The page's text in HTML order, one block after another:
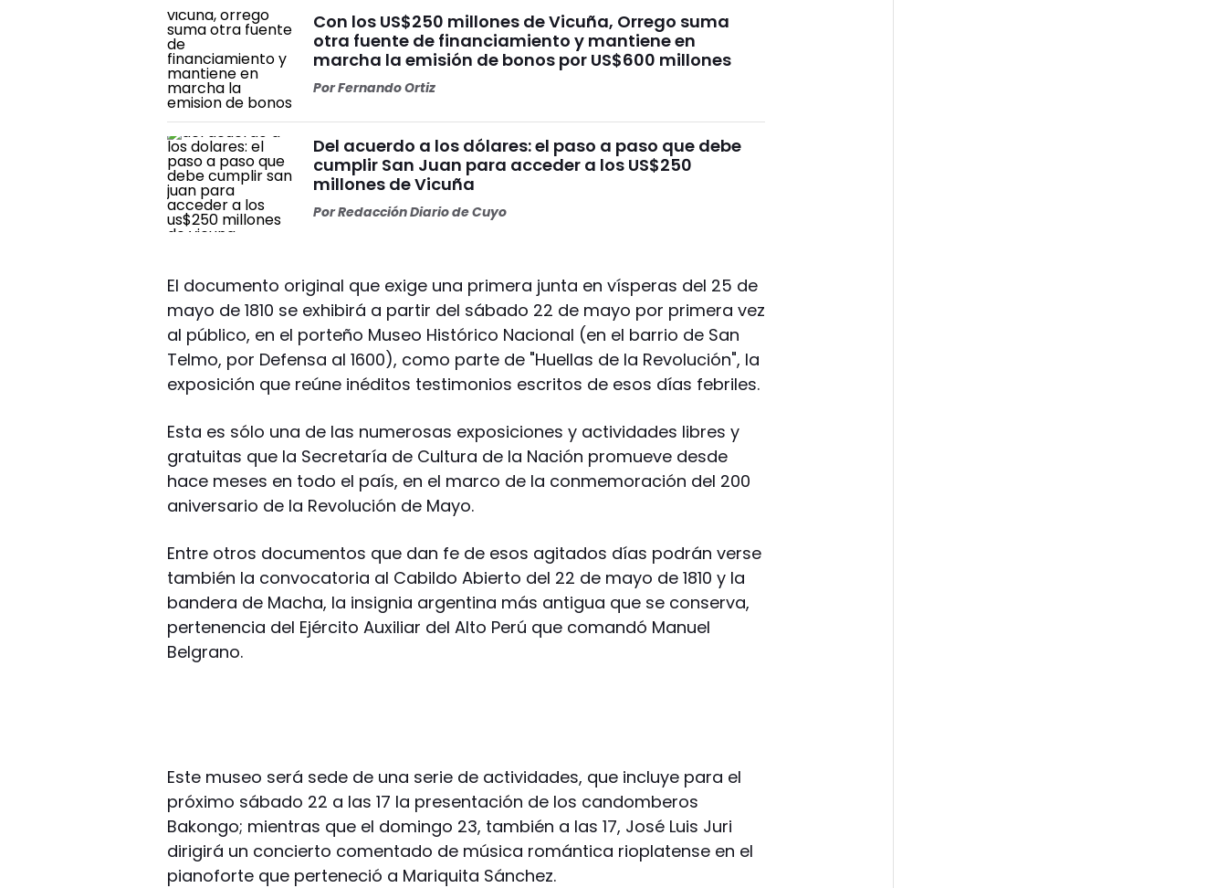
Con los US$250 millones de Vicuña, Orrego suma
otra fuente de financiamiento y mantiene en
marcha la emisión de bonos por US$600 millones
PorFernando Ortiz
Del acuerdo a los dólares: el paso a paso que debe
cumplir San Juan para acceder a los US$250
millones de Vicuña
PorRedacción Diario de Cuyo
El documento original que exige una primera junta en vísperas del 25 de
mayo de 1810 se exhibirá a partir del sábado 22 de mayo por primera vez
al público, en el porteño Museo Histórico Nacional (en el barrio de San
Telmo, por Defensa al 1600), como parte de "Huellas de la Revolución", la
exposición que reúne inéditos testimonios escritos de esos días febriles.
Esta es sólo una de las numerosas exposiciones y actividades libres y
gratuitas que la Secretaría de Cultura de la Nación promueve desde
hace meses en todo el país, en el marco de la conmemoración del 200
aniversario de la Revolución de Mayo.
Entre otros documentos que dan fe de esos agitados días podrán verse
también la convocatoria al Cabildo Abierto del 22 de mayo de 1810 y la
bandera de Macha, la insignia argentina más antigua que se conserva,
pertenencia del Ejército Auxiliar del Alto Perú que comandó Manuel
Belgrano.
Este museo será sede de una serie de actividades, que incluye para el
próximo sábado 22 a las 17 la presentación de los candomberos
Bakongo; mientras que el domingo 23, también a las 17, José Luis Juri
dirigirá un concierto comentado de música romántica rioplatense en el
pianoforte que perteneció a Mariquita Sánchez.